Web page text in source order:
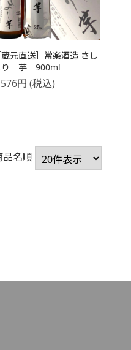
蔵元直送］常楽酒造 さし
り 芋 900ml
円 (税込)
品名順